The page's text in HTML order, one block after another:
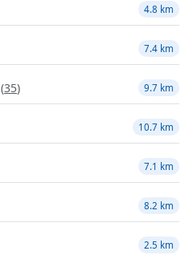
4.8 km
7.4 km
(35) 9.7 km
10.7 km
7.1 km
8.2 km
2.5 km